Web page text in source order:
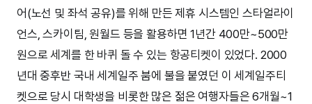
어(노선 및 좌석 공유)를 위해 만든 제휴 시스템인 스타얼라이
언스, 스카이팀, 원월드 등을 활용하면 1년간 400만~500만
원으로 세계를 한 바퀴 돌 수 있는 항공티켓이 있었다. 2000
년대 중후반 국내 세계일주 붐에 불을 붙였던 이 세계일주티
켓으로 당시 대학생을 비롯한 많은 젊은 여행자들은 6개월~1